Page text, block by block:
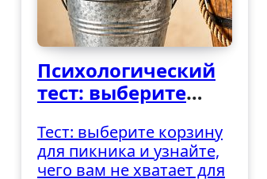
Психологический
тест: выберите
как вы
справляетесь с
Тест: выберите корзину
для пикника и узнайте,
чего вам не хватает для